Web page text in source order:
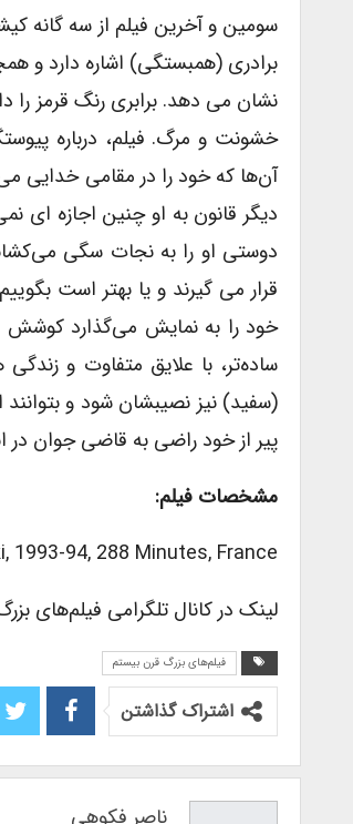
سومین و آخرین فیلم از سه گانه
برادری (همبستگی) اشاره دارد و
نشان می دهد. برابری رنگ قرمز
خشونت و مرگ. فیلم، درباره
آن‌ها که خود را در مقامی خدایی
دیگر قانون به او چنین اجازه
دوستی او را به نجات سگی
قرار می گیرند و یا بهتر است
خود را به نمایش می‌گذارد کوشش
ساده‌تر، با علایق متفاوت و زندگی
(سفید) نیز نصیبشان شود و
پیر از خود راضی به قاضی جوان در
مشخصات فیلم:
94, 288 Minutes, France
لینک در کانال تلگرامی فیلم‌های
فیلم‌های بزرگ قرن بیستم
اشتراک گذاشتن
ناصر فکوهی